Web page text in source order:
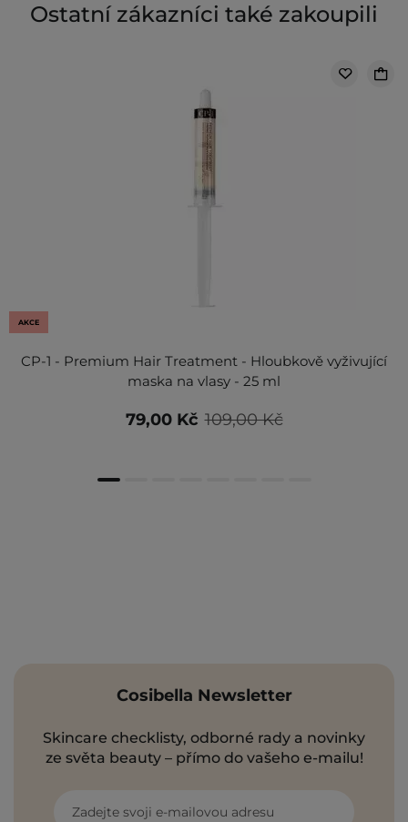
Ostatní zákazníci také zakoupili
AKCE
CP-1 - Premium Hair Treatment - Hloubkově vyživující
maska na vlasy - 25 ml
109,00 Kč
79,00 Kč
Cosibella Newsletter
Skincare checklisty, odborné rady a novinky
ze světa beauty – přímo do vašeho e-mailu!
Zadejte svoji e-mailovou adresu